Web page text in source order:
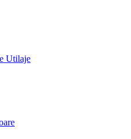
Utilaje